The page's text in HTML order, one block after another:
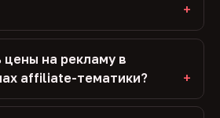
цены на рекламу в
affiliate-тематики?